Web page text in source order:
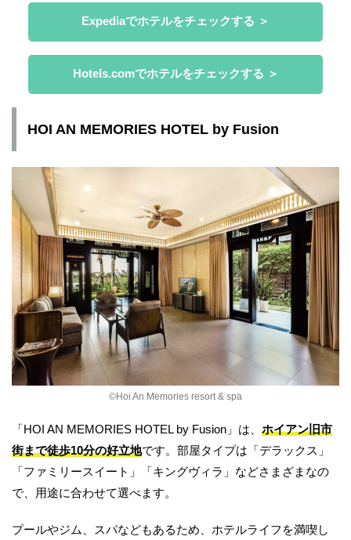
Expediaでホテルをチェックする ＞
Hotels.comでホテルをチェックする ＞
HOI AN MEMORIES HOTEL by Fusion
©︎Hoi An Memories resort & spa
「HOI AN MEMORIES HOTEL by Fusion」は、 ホイアン旧市
街まで徒歩10分の好立地です。部屋タイプは「デラックス」
「ファミリースイート」「キングヴィラ」などさまざまなの
で、用途に合わせて選べます。
プールやジム、スパなどもあるため、ホテルライフを満喫し